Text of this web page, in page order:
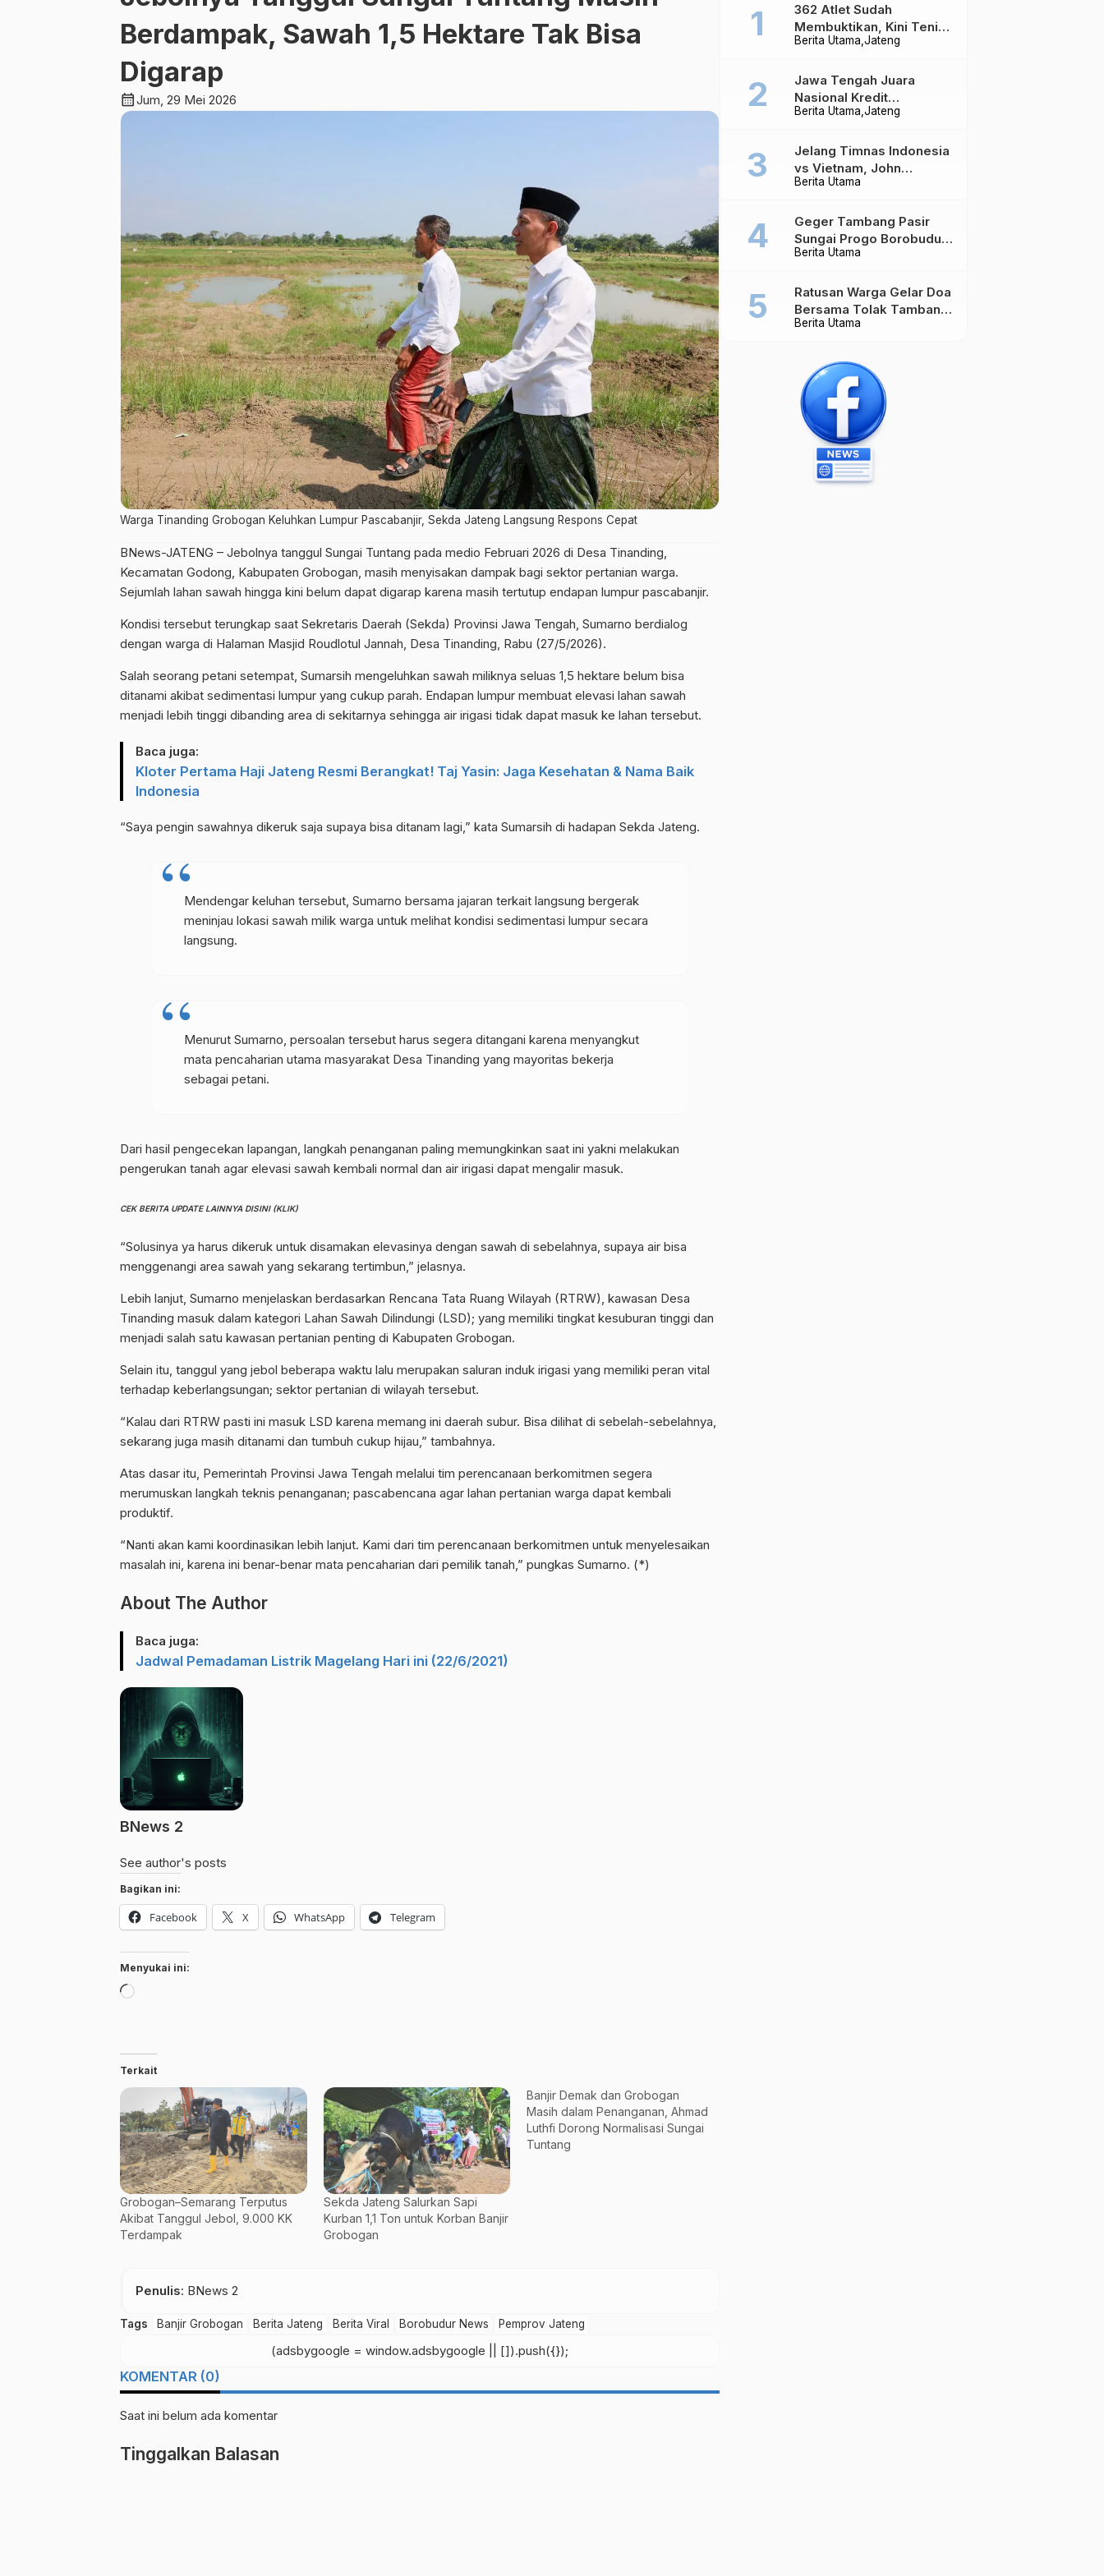
Berdampak, Sawah 1,5 Hektare Tak Bisa
Digarap
calendar_monthJum, 29 Mei 2026
Warga Tinanding Grobogan Keluhkan Lumpur Pascabanjir, Sekda Jateng Langsung Respons Cepat
BNews-JATENG – Jebolnya tanggul Sungai Tuntang pada medio Februari 2026 di Desa Tinanding,
Kecamatan Godong, Kabupaten Grobogan, masih menyisakan dampak bagi sektor pertanian warga.
Sejumlah lahan sawah hingga kini belum dapat digarap karena masih tertutup endapan lumpur pascabanjir.
Kondisi tersebut terungkap saat Sekretaris Daerah (Sekda) Provinsi Jawa Tengah, Sumarno berdialog
dengan warga di Halaman Masjid Roudlotul Jannah, Desa Tinanding, Rabu (27/5/2026).
Salah seorang petani setempat, Sumarsih mengeluhkan sawah miliknya seluas 1,5 hektare belum bisa
ditanami akibat sedimentasi lumpur yang cukup parah. Endapan lumpur membuat elevasi lahan sawah
menjadi lebih tinggi dibanding area di sekitarnya sehingga air irigasi tidak dapat masuk ke lahan tersebut.
Baca juga:
Kloter Pertama Haji Jateng Resmi Berangkat! Taj Yasin: Jaga Kesehatan & Nama Baik
Indonesia
“Saya pengin sawahnya dikeruk saja supaya bisa ditanam lagi,” kata Sumarsih di hadapan Sekda Jateng.
Mendengar keluhan tersebut, Sumarno bersama jajaran terkait langsung bergerak
meninjau lokasi sawah milik warga untuk melihat kondisi sedimentasi lumpur secara
langsung.
Menurut Sumarno, persoalan tersebut harus segera ditangani karena menyangkut
mata pencaharian utama masyarakat Desa Tinanding yang mayoritas bekerja
sebagai petani.
Dari hasil pengecekan lapangan, langkah penanganan paling memungkinkan saat ini yakni melakukan
pengerukan tanah agar elevasi sawah kembali normal dan air irigasi dapat mengalir masuk.
CEK BERITA UPDATE LAINNYA DISINI (KLIK)
“Solusinya ya harus dikeruk untuk disamakan elevasinya dengan sawah di sebelahnya, supaya air bisa
menggenangi area sawah yang sekarang tertimbun,” jelasnya.
Lebih lanjut, Sumarno menjelaskan berdasarkan Rencana Tata Ruang Wilayah (RTRW), kawasan Desa
Tinanding masuk dalam kategori Lahan Sawah Dilindungi (LSD); yang memiliki tingkat kesuburan tinggi dan
menjadi salah satu kawasan pertanian penting di Kabupaten Grobogan.
Selain itu, tanggul yang jebol beberapa waktu lalu merupakan saluran induk irigasi yang memiliki peran vital
terhadap keberlangsungan; sektor pertanian di wilayah tersebut.
“Kalau dari RTRW pasti ini masuk LSD karena memang ini daerah subur. Bisa dilihat di sebelah-sebelahnya,
sekarang juga masih ditanami dan tumbuh cukup hijau,” tambahnya.
Atas dasar itu, Pemerintah Provinsi Jawa Tengah melalui tim perencanaan berkomitmen segera
merumuskan langkah teknis penanganan; pascabencana agar lahan pertanian warga dapat kembali
produktif.
“Nanti akan kami koordinasikan lebih lanjut. Kami dari tim perencanaan berkomitmen untuk menyelesaikan
masalah ini, karena ini benar-benar mata pencaharian dari pemilik tanah,” pungkas Sumarno. (*)
About The Author
Baca juga:
Jadwal Pemadaman Listrik Magelang Hari ini (22/6/2021)
BNews 2
See author's posts
Bagikan ini:
Facebook X WhatsApp Telegram
Menyukai ini:
Memuat...
Terkait
Grobogan–Semarang Terputus
Akibat Tanggul Jebol, 9.000 KK
Terdampak
Sekda Jateng Salurkan Sapi
Kurban 1,1 Ton untuk Korban Banjir
Grobogan
Banjir Demak dan Grobogan
Masih dalam Penanganan, Ahmad
Luthfi Dorong Normalisasi Sungai
Tuntang
Penulis: BNews 2
Tags Banjir Grobogan Berita Jateng Berita Viral Borobudur News Pemprov Jateng
(adsbygoogle = window.adsbygoogle || []).push({});
KOMENTAR (0)
Saat ini belum ada komentar
Tinggalkan Balasan
Berita Utama Jateng
362 Atlet Sudah
Membuktikan, Kini Tenis
Meja Jateng Dibidik Jadi
Berita Utama Jateng
Jawa Tengah Juara
Nasional Kredit
Perumahan, Realisasi
Berita Utama
Jelang Timnas Indonesia
vs Vietnam, John
Herdman Ungkap Hal
Berita Utama
Geger Tambang Pasir
Sungai Progo Borobudur,
Warga Sambeng Hentikan
Berita Utama
Ratusan Warga Gelar Doa
Bersama Tolak Tambang
Pasir di Sungai Progo